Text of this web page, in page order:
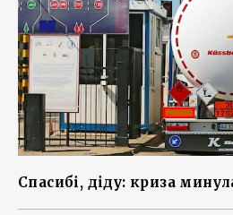
Спасибі, діду: криза